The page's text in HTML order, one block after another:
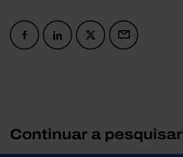
Continuar a pesquisar